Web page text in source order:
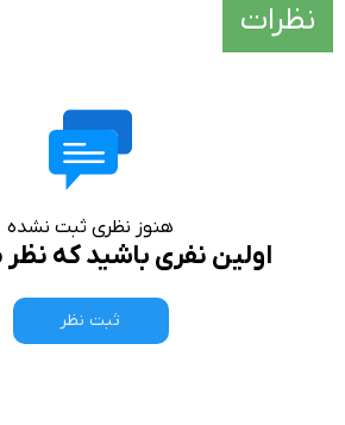
نظرات
هنوز نظری ثبت نشده
اولین نفری باشید که
ثبت نظر